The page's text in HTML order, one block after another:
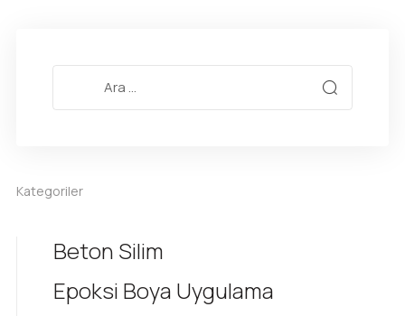
Kategoriler
Beton Silim
Epoksi Boya Uygulama